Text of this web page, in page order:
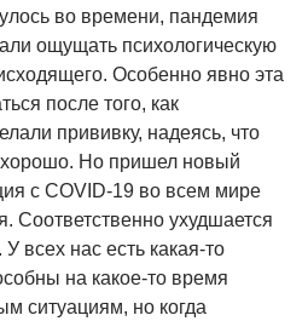
во времени, пандемия
ощущать психологическую
Особенно явно эта
после того, как
прививку, надеясь, что
хорошо. Но пришел новый
с COVID-19 во всем мире
Соответственно ухудшается
всех нас есть какая-то
на какое-то время
ситуациям, но когда